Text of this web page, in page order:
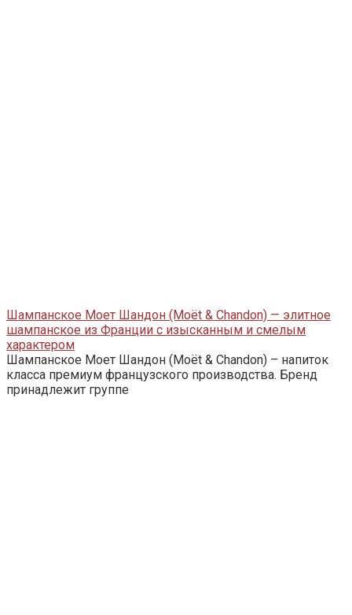
Шампанское Моет Шандон (Moët & Chandon) — элитное
шампанское из Франции с изысканным и смелым
характером
Шампанское Моет Шандон (Moët & Chandon) – напиток
класса премиум французского производства. Бренд
принадлежит группе